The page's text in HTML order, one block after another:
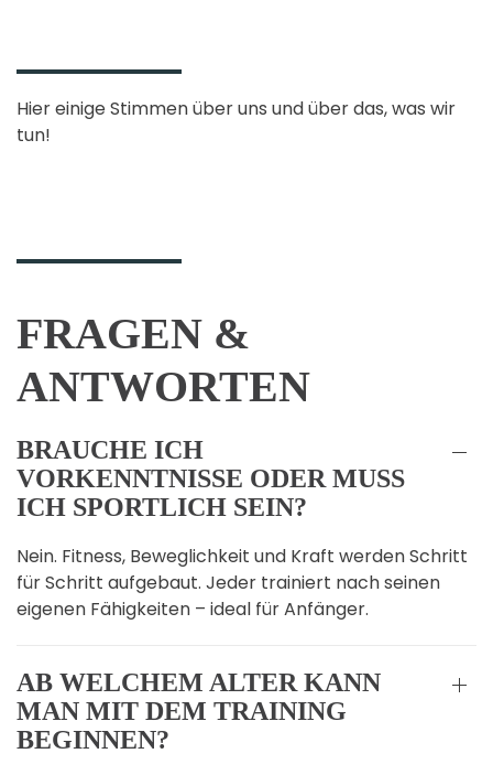
Hier einige Stimmen über uns und über das, was wir
tun!
FRAGEN &
ANTWORTEN
BRAUCHE ICH
VORKENNTNISSE ODER MUSS
ICH SPORTLICH SEIN?
Nein. Fitness, Beweglichkeit und Kraft werden Schritt
für Schritt aufgebaut. Jeder trainiert nach seinen
eigenen Fähigkeiten – ideal für Anfänger.
AB WELCHEM ALTER KANN
MAN MIT DEM TRAINING
BEGINNEN?